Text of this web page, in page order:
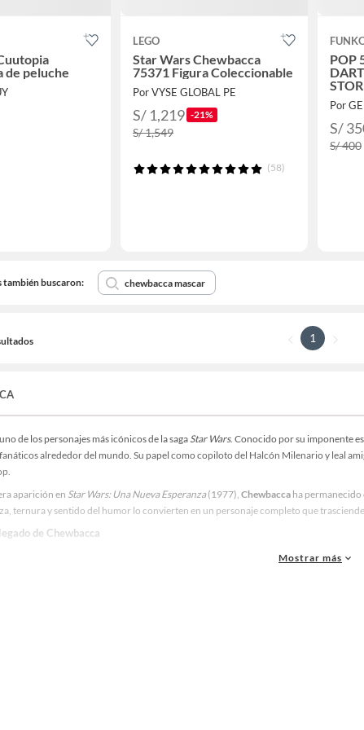
de peluche
LEGO
Star Wars Chewbacca
75371 Figura Coleccionable
Por VYSE GLOBAL PE
S/ 1,219 -21%
S/ 1,549
(58)
POP
LEIA
Por
S/
S/ 400
también buscaron: chewbacca mascar
1
de los personajes más icónicos de la saga Star Wars. Conocido por su imponente
alrededor del mundo. Su papel como copiloto del Halcón Milenario y leal
aparición en Star Wars: Una Nueva Esperanza(1977), Chewbacca ha permanecido
ternura y sentido del humor lo convierten en un personaje completo que
de Chewbacca
Star Wars. Como
Mostrar más